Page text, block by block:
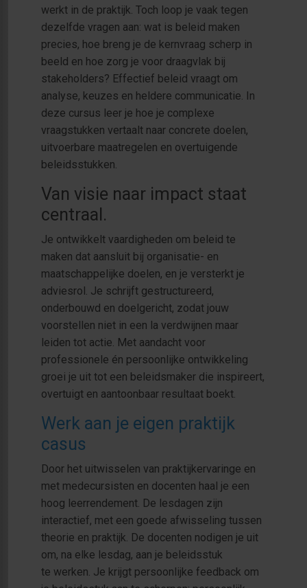
werkt in de praktijk. Toch loop je vaak tegen
dezelfde vragen aan: wat is beleid maken
precies, hoe breng je de kernvraag scherp in
beeld en hoe zorg je voor draagvlak bij
stakeholders? Effectief beleid vraagt om
analyse, keuzes en heldere communicatie. In
deze cursus leer je hoe je complexe
vraagstukken vertaalt naar concrete doelen,
uitvoerbare maatregelen en overtuigende
beleidsstukken.
Van visie naar impact staat
centraal.
Je ontwikkelt vaardigheden om beleid te
maken dat aansluit bij organisatie- en
maatschappelijke doelen, en je versterkt je
adviesrol. Je schrijft gestructureerd,
onderbouwd en doelgericht, zodat jouw
voorstellen niet in een la verdwijnen maar
leiden tot actie. Met aandacht voor
professionele én persoonlijke ontwikkeling
groei je uit tot een beleidsmaker die inspireert,
overtuigt en aantoonbaar resultaat boekt.
Werk aan je eigen praktijk
casus
Door het uitwisselen van praktijkervaringe en
met medecursisten en docenten haal je een
hoog leerrendement. De lesdagen zijn
interactief, met een goede afwisseling tussen
theorie en praktijk. De docenten nodigen je uit
om, na elke lesdag, aan je beleidsstuk
te werken. Je krijgt persoonlijke feedback om